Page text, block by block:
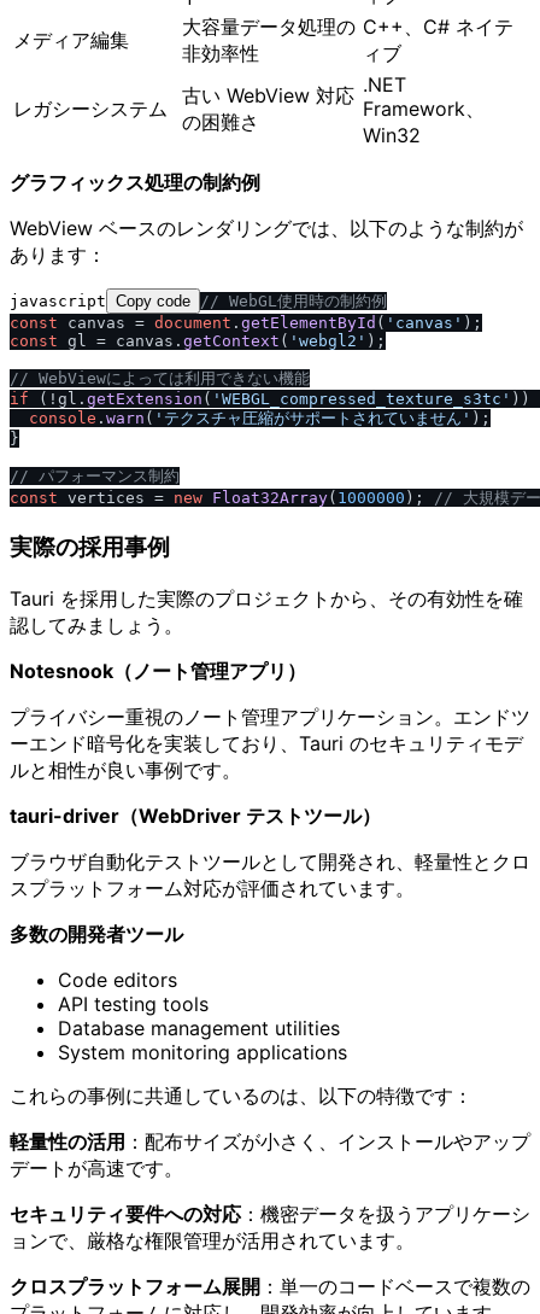
メディア編集
大容量データ処理の
非効率性
C++、C# ネイテ
ィブ
レガシーシステム
古い WebView 対応
の困難さ
.NET
Framework、
Win32
グラフィックス処理の制約例
WebView ベースのレンダリングでは、以下のような制約が
あります：
javascript Copy code // WebGL使用時の制約例
const canvas = document . getElementById ( 'canvas'
const gl = canvas. getContext ( 'webgl2' );
// WebViewによっては利用できない機能
if (!gl. getExtension ( 'WEBGL_compressed_texture_s3tc' ))
console . warn ( 'テクスチャ圧縮がサポートされていません' );
}
// パフォーマンス制約
const vertices = new Float32Array( 1000000 ); // 大規模デ
実際の採用事例
Tauri を採用した実際のプロジェクトから、その有効性を確
認してみましょう。
Notesnook（ノート管理アプリ）
プライバシー重視のノート管理アプリケーション。エンドツ
ーエンド暗号化を実装しており、Tauri のセキュリティモデ
ルと相性が良い事例です。
tauri-driver（WebDriver テストツール）
ブラウザ自動化テストツールとして開発され、軽量性とクロ
スプラットフォーム対応が評価されています。
多数の開発者ツール
Code editors
API testing tools
Database management utilities
System monitoring applications
これらの事例に共通しているのは、以下の特徴です：
軽量性の活用 ：配布サイズが小さく、インストールやアップ
デートが高速です。
セキュリティ要件への対応 ：機密データを扱うアプリケーシ
ョンで、厳格な権限管理が活用されています。
クロスプラットフォーム展開 ：単一のコードベースで複数の